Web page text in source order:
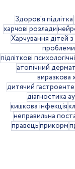
дитини
Здоров'я підлітка
харчові розлади
Харчування дітей
підліткові
атопічний
виразкова
дитячий
діагностика
кишкова інфекція
неправильна
правецьприкорм